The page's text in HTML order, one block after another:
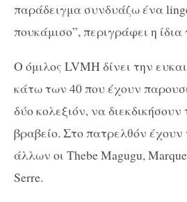
παράδειγμα συνδυάζω ένα
πουκάμισο”, περιγράφει η ίδια
Ο όμιλος LVMH δίνει την
κάτω των 40 που έχουν
δύο κολεξιόν, να
βραβείο. Στο πατρελθόν έχουν
άλλων οι Τhebe Magugu,
Serre.